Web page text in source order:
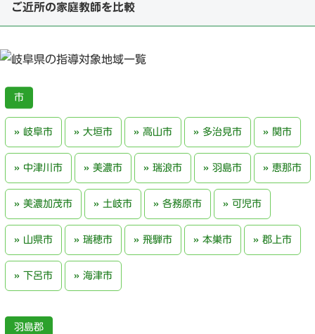
ご近所の家庭教師を比較
岐阜市 大垣市 高山市 多治見市 関市
中津川市 美濃市 瑞浪市 羽島市 恵那市
美濃加茂市 土岐市 各務原市 可児市
山県市 瑞穂市 飛騨市 本巣市 郡上市
下呂市 海津市
羽島郡